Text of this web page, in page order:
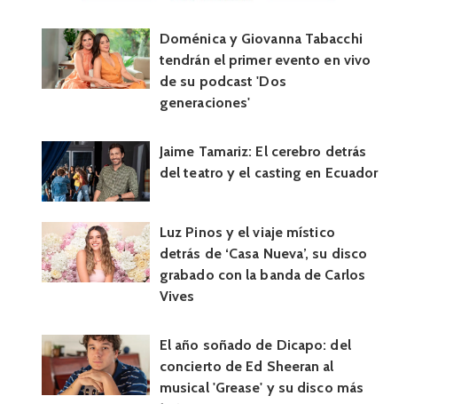
Doménica y Giovanna Tabacchi
tendrán el primer evento en vivo
de su podcast 'Dos
generaciones'
Jaime Tamariz: El cerebro detrás
del teatro y el casting en Ecuador
Luz Pinos y el viaje místico
detrás de ‘Casa Nueva’, su disco
grabado con la banda de Carlos
Vives
El año soñado de Dicapo: del
concierto de Ed Sheeran al
musical 'Grease' y su disco más